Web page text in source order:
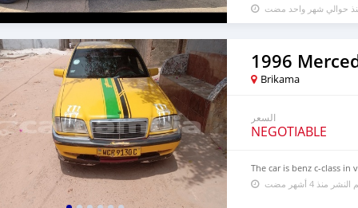
حوالي شهر واحد مضت
Brikama
السعر
NEGOTIABLE
The car is benz c-class
النشر منذ 4 أشهر مضت